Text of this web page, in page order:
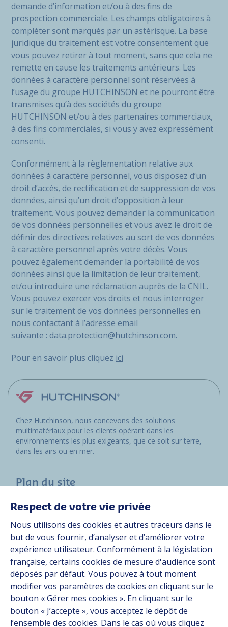
demande d’information et/ou à des fins de
prospection commerciale. Les champs obligatoires à
compléter sont marqués par un astérisque. La base
juridique du traitement est votre consentement que
vous pouvez retirer à tout moment, sans que cela ne
remette en cause les traitements antérieurs. Les
données à caractère personnel sont réservées à
l’usage du groupe HUTCHINSON et ne pourront être
transmises qu’à des sociétés du groupe
HUTCHINSON et/ou à des partenaires commerciaux,
à des fins commerciales, si vous y avez expressément
consenti.
Conformément à la règlementation relative aux
données à caractère personnel, vous disposez d’un
droit d’accès, de rectification et de suppression de vos
données, ainsi qu’un droit d’opposition à leur
traitement. Vous pouvez demander la communication
de vos données personnelles et vous avez le droit de
définir des directives relatives au sort de vos données
à caractère personnel après votre décès. Vous
pouvez également demander la portabilité de vos
données ainsi que la limitation de leur traitement,
et/ou introduire une réclamation auprès de la CNIL.
Vous pouvez exercer vos droits et nous interroger
sur le traitement de vos données personnelles en
nous contactant à l’adresse email
suivante : data.protection@hutchinson.com.
Pour en savoir plus cliquez ici
Chez Hutchinson, nous concevons des solutions
multimatériaux pour les clients opérant dans les
environnements les plus exigeants, que ce soit sur terre,
dans les airs ou en mer.
Plan du site
Marchés
Solutions
Ressources
À propos
Carrière
Contact
Suivez-nous
Respect de votre vie privée
Nous utilisons des cookies et autres traceurs dans le
but de vous fournir, d’analyser et d’améliorer votre
expérience utilisateur. Conformément à la législation
française, certains cookies de mesure d'audience sont
déposés par défaut. Vous pouvez à tout moment
modifier vos paramètres de cookies en cliquant sur le
bouton « Gérer mes cookies ». En cliquant sur le
bouton « J’accepte », vous acceptez le dépôt de
l’ensemble des cookies. Dans le cas où vous cliquez